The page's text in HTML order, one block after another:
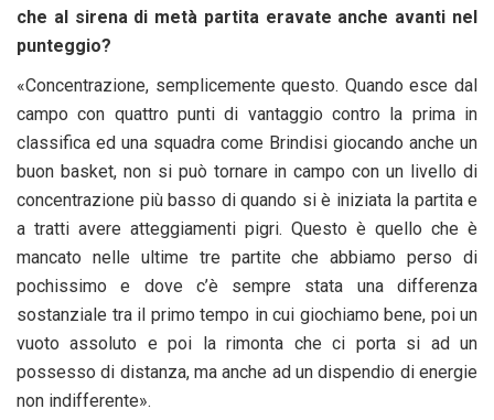
che al sirena di metà partita eravate anche avanti nel
punteggio?
«Concentrazione, semplicemente questo. Quando esce dal
campo con quattro punti di vantaggio contro la prima in
classifica ed una squadra come Brindisi giocando anche un
buon basket, non si può tornare in campo con un livello di
concentrazione più basso di quando si è iniziata la partita e
a tratti avere atteggiamenti pigri. Questo è quello che è
mancato nelle ultime tre partite che abbiamo perso di
pochissimo e dove c’è sempre stata una differenza
sostanziale tra il primo tempo in cui giochiamo bene, poi un
vuoto assoluto e poi la rimonta che ci porta si ad un
possesso di distanza, ma anche ad un dispendio di energie
non indifferente».